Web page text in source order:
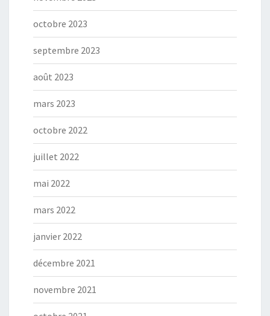
octobre 2023
septembre 2023
août 2023
mars 2023
octobre 2022
juillet 2022
mai 2022
mars 2022
janvier 2022
décembre 2021
novembre 2021